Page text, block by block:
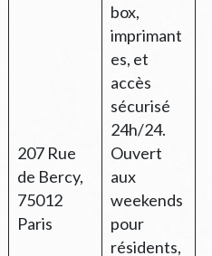
207 Rue
de Bercy,
75012
Paris
box,
imprimant
es, et
accès
sécurisé
24h/24.
Ouvert
aux
weekends
pour
résidents,